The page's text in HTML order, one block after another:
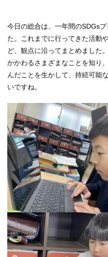
今日の総合は、一年間のSDGs
た。これまでに行ってきた活動
ど、観点に沿ってまとめました
かかわるさまざまなことを知り
んだことを生かして、持続可能
いですね。